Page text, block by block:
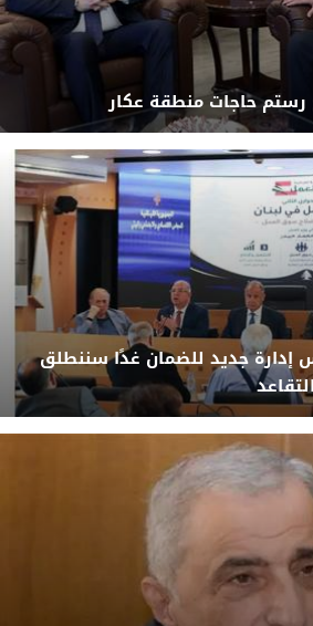
حاجات منطقة عكار
إدارة جديد للضمان غدًا سننطلق